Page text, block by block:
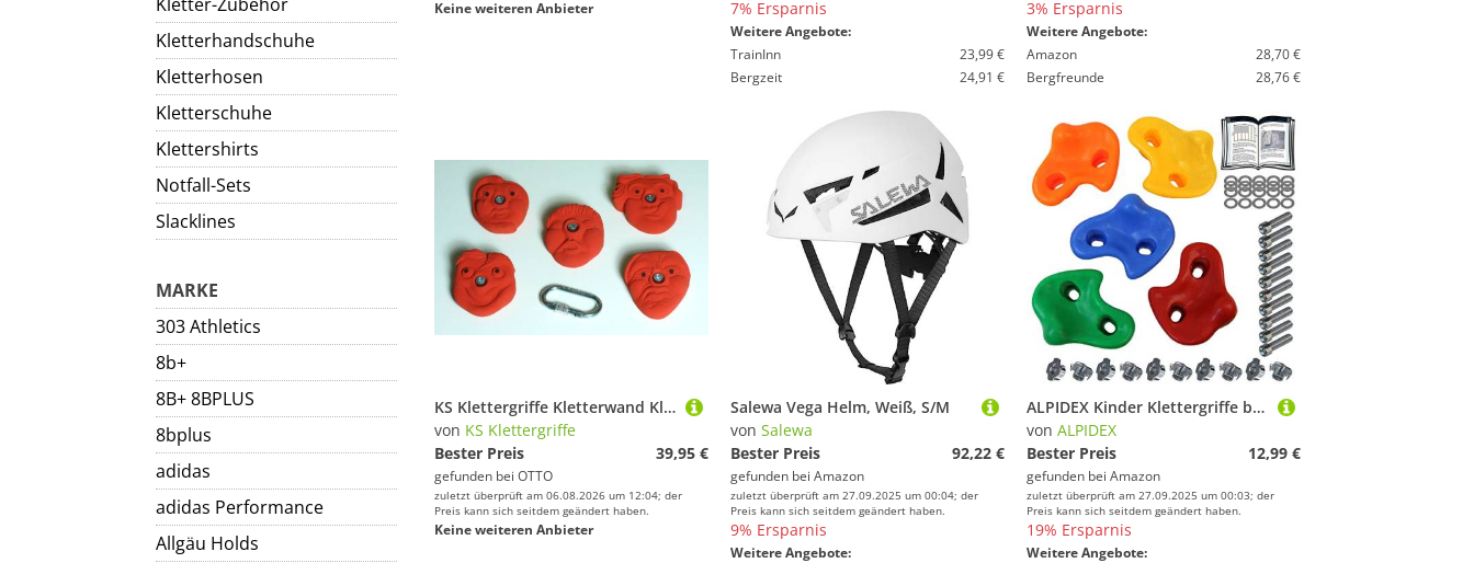
Kletterhandschuhe
Kletterhosen
Kletterschuhe
Klettershirts
Notfall-Sets
Slacklines
MARKE
303 Athletics
8b+
8B+ 8BPLUS
8bplus
adidas
adidas Performance
Allgäu Holds
Keine weiteren Anbieter 7% Ersparnis
Weitere Angebote:
TrainInn
23,99 €
Bergzeit
24,91 €
3% Ersparnis
Weitere Angebote:
Amazon
28,70 €
Bergfreunde
28,76 €
KS Klettergriffe Kletterwand Klettergriffe Set Launen - KS Klettergriffe
von KS Klettergriffe
Bester Preis
39,95 €
gefunden bei OTTO
zuletzt überprüft am 06.08.2026 um 12:04; der
Preis kann sich seitdem geändert haben.
Keine weiteren Anbieter
Salewa Vega Helm, Weiß, S/M
von Salewa
Bester Preis
92,22 €
gefunden bei Amazon
zuletzt überprüft am 27.09.2025 um 00:04; der
Preis kann sich seitdem geändert haben.
9% Ersparnis
Weitere Angebote:
ALPIDEX Kinder Klettergriffe bunt 5/10/15/20/30 Stück Klettersteine inklusive Befestigungsmaterial, belastbar bis 200 kg, Indoor und Outdoor geeignet - 5 Stück
von ALPIDEX
Bester Preis
12,99 €
gefunden bei Amazon
zuletzt überprüft am 27.09.2025 um 00:03; der
Preis kann sich seitdem geändert haben.
19% Ersparnis
Weitere Angebote: